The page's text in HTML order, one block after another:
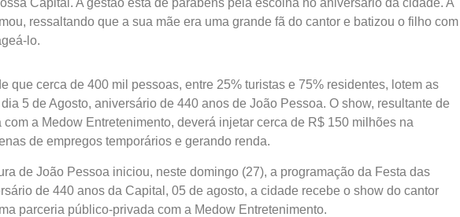
Capital. A gestão está de parabéns pela escolha no aniversário da cidade. A
ressaltando que a sua mãe era uma grande fã do cantor e batizou o filho com
lo.
que cerca de 400 mil pessoas, entre 25% turistas e 75% residentes, lotem as
5 de Agosto, aniversário de 440 anos de João Pessoa. O show, resultante de
a Medow Entretenimento, deverá injetar cerca de R$ 150 milhões na
de empregos temporários e gerando renda.
de João Pessoa iniciou, neste domingo (27), a programação da Festa das
de 440 anos da Capital, 05 de agosto, a cidade recebe o show do cantor
parceria público-privada com a Medow Entretenimento.